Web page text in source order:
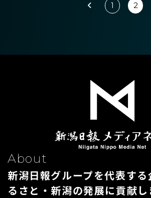
1 2
About
新潟日報グループを代表する
るさと・新潟の発展に貢献し